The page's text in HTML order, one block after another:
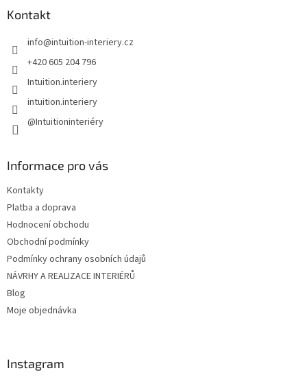
Kontakt
info@intuition-interiery.cz
+420 605 204 796
Intuition.interiery
intuition.interiery
@Intuitioninteriéry
Informace pro vás
Kontakty
Platba a doprava
Hodnocení obchodu
Obchodní podmínky
Podmínky ochrany osobních údajů
NÁVRHY A REALIZACE INTERIÉRŮ
Blog
Moje objednávka
Instagram